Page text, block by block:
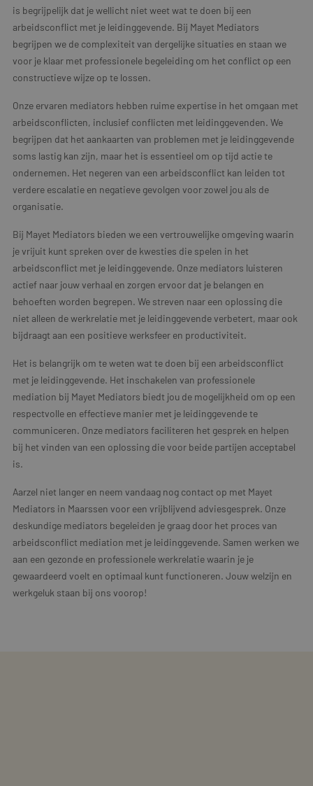
is begrijpelijk dat je wellicht niet weet wat te doen bij een
arbeidsconflict met je leidinggevende. Bij Mayet Mediators
begrijpen we de complexiteit van dergelijke situaties en staan we
voor je klaar met professionele begeleiding om het conflict op een
constructieve wijze op te lossen.
Onze ervaren mediators hebben ruime expertise in het omgaan met
arbeidsconflicten, inclusief conflicten met leidinggevenden. We
begrijpen dat het aankaarten van problemen met je leidinggevende
soms lastig kan zijn, maar het is essentieel om op tijd actie te
ondernemen. Het negeren van een arbeidsconflict kan leiden tot
verdere escalatie en negatieve gevolgen voor zowel jou als de
organisatie.
Bij Mayet Mediators bieden we een vertrouwelijke omgeving waarin
je vrijuit kunt spreken over de kwesties die spelen in het
arbeidsconflict met je leidinggevende. Onze mediators luisteren
actief naar jouw verhaal en zorgen ervoor dat je belangen en
behoeften worden begrepen. We streven naar een oplossing die
niet alleen de werkrelatie met je leidinggevende verbetert, maar ook
bijdraagt aan een positieve werksfeer en productiviteit.
Het is belangrijk om te weten wat te doen bij een arbeidsconflict
met je leidinggevende. Het inschakelen van professionele
mediation bij Mayet Mediators biedt jou de mogelijkheid om op een
respectvolle en effectieve manier met je leidinggevende te
communiceren. Onze mediators faciliteren het gesprek en helpen
bij het vinden van een oplossing die voor beide partijen acceptabel
is.
Aarzel niet langer en neem vandaag nog contact op met Mayet
Mediators in Maarssen voor een vrijblijvend adviesgesprek. Onze
deskundige mediators begeleiden je graag door het proces van
arbeidsconflict mediation met je leidinggevende. Samen werken we
aan een gezonde en professionele werkrelatie waarin je je
gewaardeerd voelt en optimaal kunt functioneren. Jouw welzijn en
werkgeluk staan bij ons voorop!